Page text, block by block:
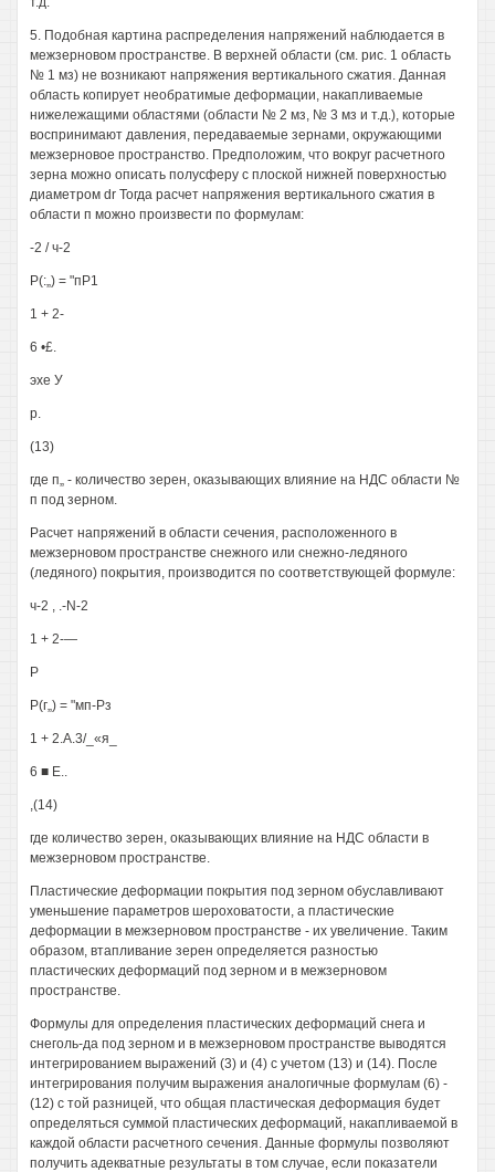
5. Подобная картина распределения напряжений наблюдается в
межзерновом пространстве. В верхней области (см. рис. 1 область
№ 1 мз) не возникают напряжения вертикального сжатия. Данная
область копирует необратимые деформации, накапливаемые
нижележащими областями (области № 2 мз, № 3 мз и т.д.), которые
воспринимают давления, передаваемые зернами, окружающими
межзерновое пространство. Предположим, что вокруг расчетного
зерна можно описать полусферу с плоской нижней поверхностью
диаметром dr Тогда расчет напряжения вертикального сжатия в
области п можно произвести по формулам:
-2 / ч-2
Р(:„) = "пР1
1 + 2-
6 •£.
эхе У
р.
(13)
где п„ - количество зерен, оказывающих влияние на НДС области №
п под зерном.
Расчет напряжений в области сечения, расположенного в
межзерновом пространстве снежного или снежно-ледяного
(ледяного) покрытия, производится по соответствующей формуле:
ч-2 , .-N-2
1 + 2-—
Р
Р(г„) = "мп-Рз
1 + 2.А.3/_«я_
6 ■ Е..
,(14)
где количество зерен, оказывающих влияние на НДС области в
межзерновом пространстве.
Пластические деформации покрытия под зерном обуславливают
уменьшение параметров шероховатости, а пластические
деформации в межзерновом пространстве - их увеличение. Таким
образом, втапливание зерен определяется разностью
пластических деформаций под зерном и в межзерновом
пространстве.
Формулы для определения пластических деформаций снега и
снеголь-да под зерном и в межзерновом пространстве выводятся
интегрированием выражений (3) и (4) с учетом (13) и (14). После
интегрирования получим выражения аналогичные формулам (6) -
(12) с той разницей, что общая пластическая деформация будет
определяться суммой пластических деформаций, накапливаемой в
каждой области расчетного сечения. Данные формулы позволяют
получить адекватные результаты в том случае, если показатели